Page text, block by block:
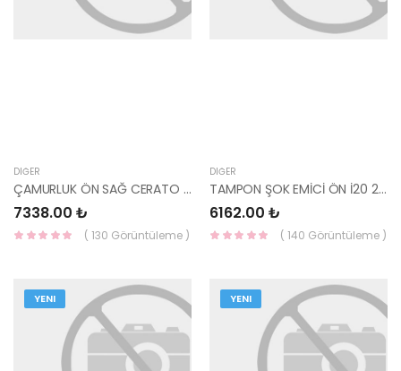
DIĞER
ÇAMURLUK ÖN SAĞ CERATO 03-09 66321-2F040-YS
7338.00 ₺
( 130 Görüntüleme )
DIĞER
TAMPON ŞOK EMİCİ ÖN İ20 2018- 86520-C8AA0-HMC
6162.00 ₺
( 140 Görüntüleme )
YENI YENI